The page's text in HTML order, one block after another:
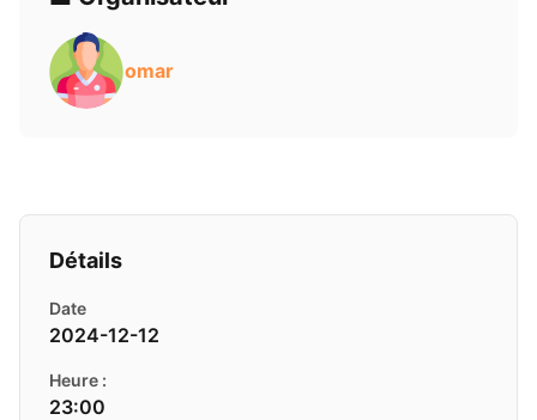
omar
Détails
Date
2024-12-12
Heure :
23:00